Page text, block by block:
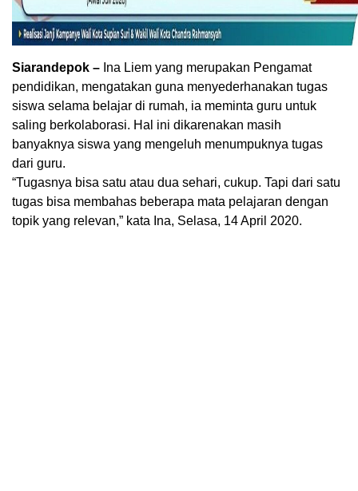
Siarandepok – Ina Liem yang merupakan Pengamat
pendidikan, mengatakan guna menyederhanakan tugas
siswa selama belajar di rumah, ia meminta guru untuk
saling berkolaborasi. Hal ini dikarenakan masih
banyaknya siswa yang mengeluh menumpuknya tugas
dari guru.
“Tugasnya bisa satu atau dua sehari, cukup. Tapi dari satu
tugas bisa membahas beberapa mata pelajaran dengan
topik yang relevan,” kata Ina, Selasa, 14 April 2020.